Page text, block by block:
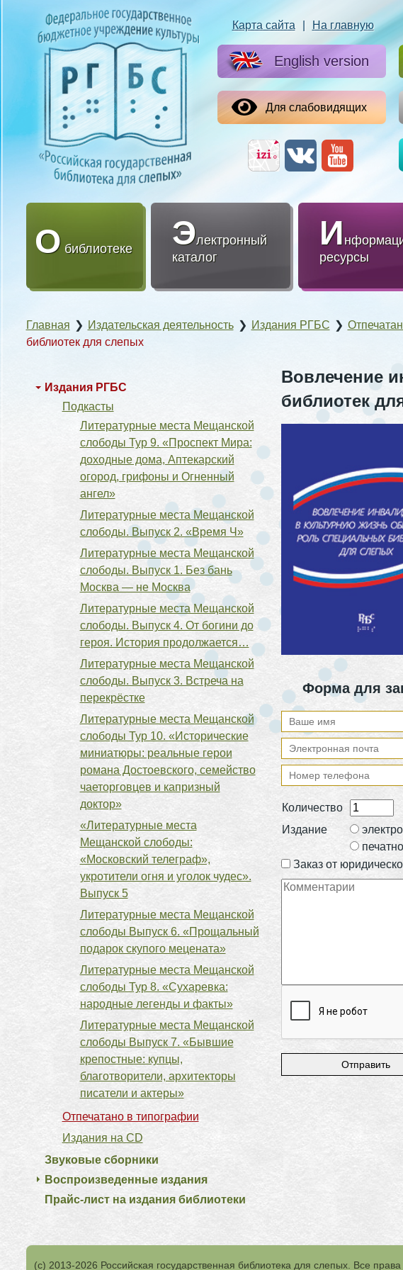
Карта сайта На главную
English version
Для слабовидящих
О библиотеке Электронный
каталог
И
ресурсы
Главная ❯ Издательская деятельность ❯ Издания РГБС ❯
библиотек для слепых
Вовлечение
библиотек
Форма для
Количество
Издание
Заказ от
Издания РГБС
Подкасты
Литературные места Мещанской
слободы Тур 9. «Проспект Мира:
доходные дома, Аптекарский
огород, грифоны и Огненный
ангел»
Литературные места Мещанской
слободы. Выпуск 2. «Время Ч»
Литературные места Мещанской
слободы. Выпуск 1. Без бань
Москва — не Москва
Литературные места Мещанской
слободы. Выпуск 4. От богини до
героя. История продолжается…
Литературные места Мещанской
слободы. Выпуск 3. Встреча на
перекрёстке
Литературные места Мещанской
слободы Тур 10. «Исторические
миниатюры: реальные герои
романа Достоевского, семейство
чаеторговцев и капризный
доктор»
«Литературные места
Мещанской слободы:
«Московский телеграф»,
укротители огня и уголок чудес».
Выпуск 5
Литературные места Мещанской
слободы Выпуск 6. «Прощальный
подарок скупого мецената»
Литературные места Мещанской
слободы Тур 8. «Сухаревка:
народные легенды и факты»
Литературные места Мещанской
слободы Выпуск 7. «Бывшие
крепостные: купцы,
благотворители, архитекторы
писатели и актеры»
Отпечатано в типографии
Издания на CD
Звуковые сборники
Воспроизведенные издания
Прайс-лист на издания библиотеки
(с) 2013-2026 Российская государственная библиотека для слепых. Все права